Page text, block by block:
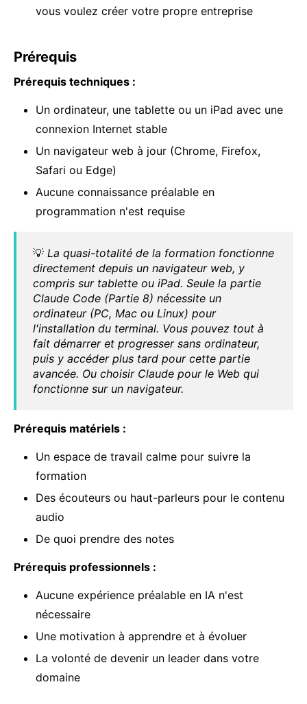
vous voulez créer votre propre entreprise
Prérequis
Prérequis techniques :
Un ordinateur, une tablette ou un iPad avec une
connexion Internet stable
Un navigateur web à jour (Chrome, Firefox,
Safari ou Edge)
Aucune connaissance préalable en
programmation n'est requise
💡 La quasi-totalité de la formation fonctionne
directement depuis un navigateur web, y
compris sur tablette ou iPad. Seule la partie
Claude Code (Partie 8) nécessite un
ordinateur (PC, Mac ou Linux) pour
l'installation du terminal. Vous pouvez tout à
fait démarrer et progresser sans ordinateur,
puis y accéder plus tard pour cette partie
avancée. Ou choisir Claude pour le Web qui
fonctionne sur un navigateur.
Prérequis matériels :
Un espace de travail calme pour suivre la
formation
Des écouteurs ou haut-parleurs pour le contenu
audio
De quoi prendre des notes
Prérequis professionnels :
Aucune expérience préalable en IA n'est
nécessaire
Une motivation à apprendre et à évoluer
La volonté de devenir un leader dans votre
domaine